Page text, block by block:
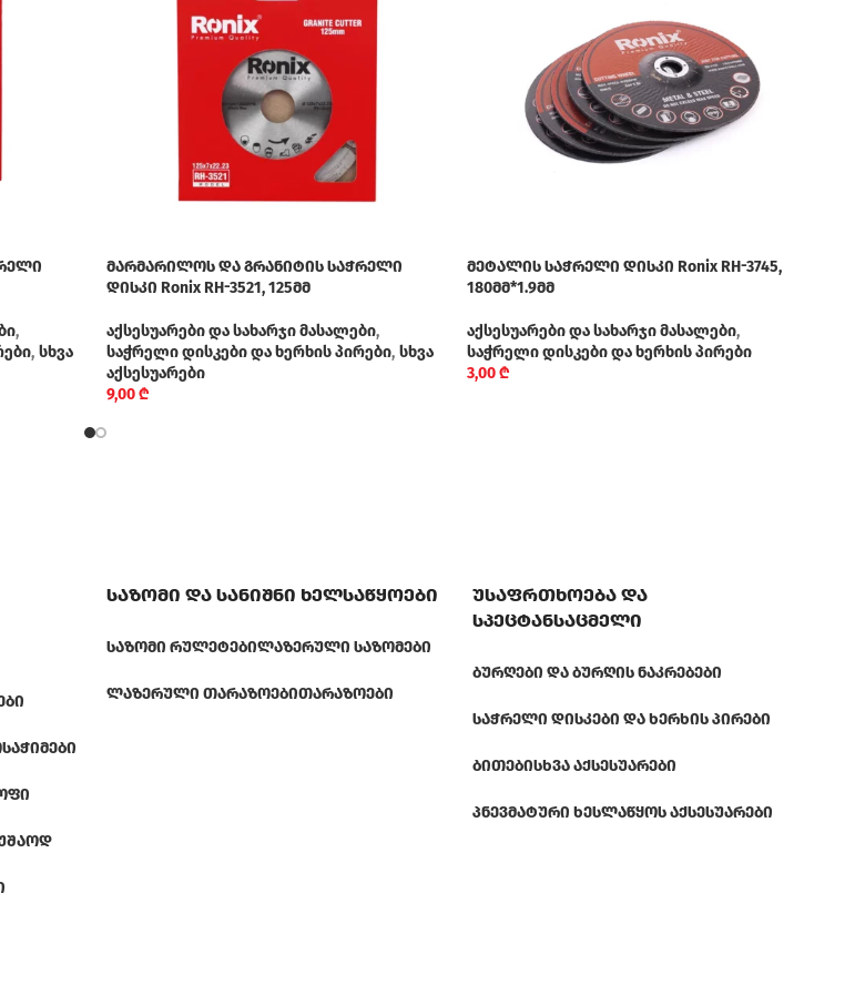
,
, სხვა
მარმარილოს და გრანიტის საჭრელი
დისკი Ronix RH-3521, 125მმ
აქსესუარები და სახარჯი მასალები,
საჭრელი დისკები და ხერხის პირები, სხვა
აქსესუარები
9,00₾
მეტალის საჭრელი დისკი Ronix RH-3745,
180მმ*1.9მმ
აქსესუარები და სახარჯი მასალები,
საჭრელი დისკები და ხერხის პირები
3,00₾
საზომი და სანიშნი ხელსაწყოები
ᲡᲐᲖᲝᲛᲘ ᲠᲣᲚᲔᲢᲔᲑᲘᲚᲐᲖᲔᲠᲣᲚᲘ ᲡᲐᲖᲝᲛᲔᲑᲘ
ᲚᲐᲖᲔᲠᲣᲚᲘ ᲗᲐᲠᲐᲖᲝᲔᲑᲘᲗᲐᲠᲐᲖᲝᲔᲑᲘ
უსაფრთხოება და
სპეცტანსაცმელი
ᲑᲣᲠᲦᲔᲑᲘ ᲓᲐ ᲑᲣᲠᲦᲘᲡ ᲜᲐᲙᲠᲔᲑᲔᲑᲘ
ᲡᲐᲭᲠᲔᲚᲘ ᲓᲘᲡᲙᲔᲑᲘ ᲓᲐ ᲮᲔᲠᲮᲘᲡ ᲞᲘᲠᲔᲑᲘ
ᲑᲘᲗᲔᲑᲘᲡᲮᲕᲐ ᲐᲥᲡᲔᲡᲣᲐᲠᲔᲑᲘ
ᲞᲜᲔᲕᲛᲐᲢᲣᲠᲘ ᲮᲔᲡᲚᲐᲬᲧᲝᲡ ᲐᲥᲡᲔᲡᲣᲐᲠᲔᲑᲘ